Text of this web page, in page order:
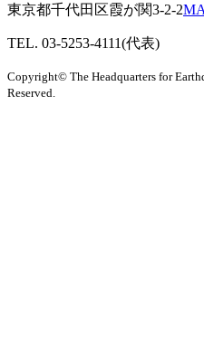
東京都千代田区霞が関3-2-2
TEL. 03-5253-4111(代表)
Copyright© The Headquarters for
Reserved.